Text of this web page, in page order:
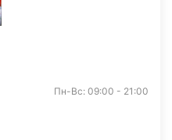
Пн-Вс: 09:00 - 21:00